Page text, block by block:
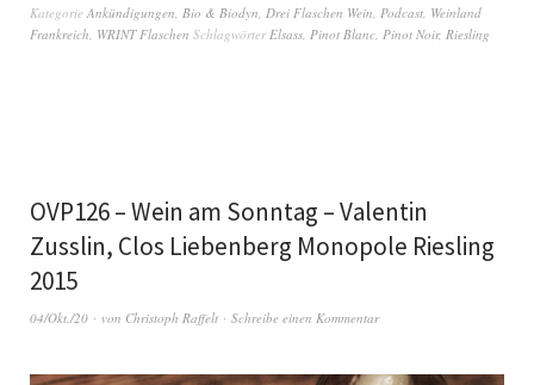
Kategorie Ankündigungen Bio & Biodyn Drei Flaschen Wein Podcast Weinland
Frankreich WRINT Flaschen Schlagwörter Elsass Pinot Blanc Pinot Noir, Riesling
OVP126 – Wein am Sonntag – Valentin
Zusslin, Clos Liebenberg Monopole Riesling
2015
04/Okt./20 von Christoph Raffelt Schreibe einen Kommentar